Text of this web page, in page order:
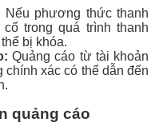
Nếu phương thức thanh
trong quá trình thanh
bị khóa.
Quảng cáo từ tài khoản
chính xác có thể dẫn đến
quảng cáo